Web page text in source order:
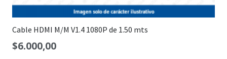
Cable HDMI M/M V1.4 1080P de 1.50 mts
$6.000,00